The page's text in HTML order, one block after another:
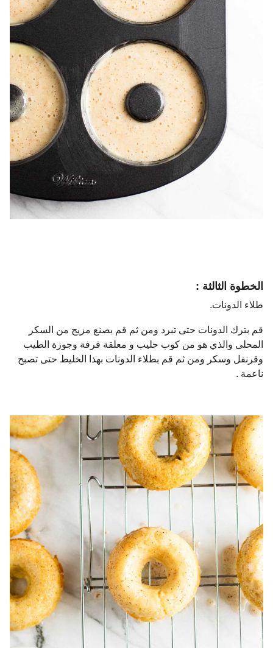
الخطوة الثالثة :
طلاء الدونات.
قم بترك الدونات حتى تبرد ومن ثم قم بصنع مزيج من السكر
المحلى والذي هو من كوب حليب و معلقة قرفة وجوزة الطيب
وقرنفل وسكر ومن ثم قم بطلاء الدونات بهذا الخليط حتى تصبح
ناعمة .